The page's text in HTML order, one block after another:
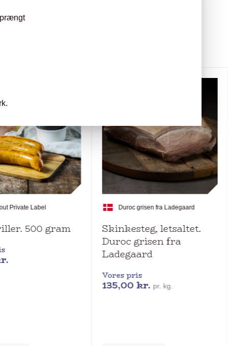
Private Label
500 gram
Duroc grisen fra Ladegaard
Skinkesteg, letsaltet.
Duroc grisen fra
Ladegaard
Vores pris
135,00kr. pr. kg.